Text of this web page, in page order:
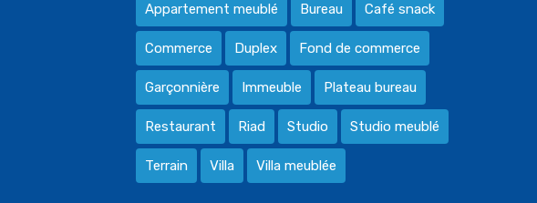
Appartement meublé Bureau Café snack
Commerce Duplex Fond de commerce
Garçonnière Immeuble Plateau bureau
Restaurant Riad Studio Studio meublé
Terrain Villa Villa meublée